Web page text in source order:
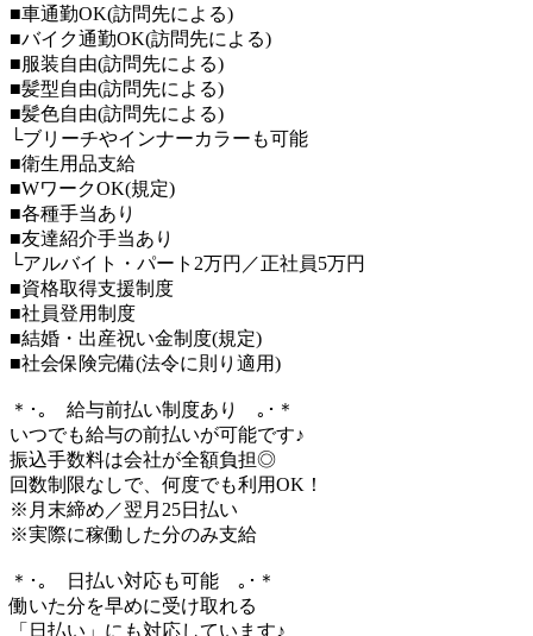
■車通勤OK(訪問先による)
■バイク通勤OK(訪問先による)
■服装自由(訪問先による)
■髪型自由(訪問先による)
■髪色自由(訪問先による)
└ブリーチやインナーカラーも可能
■衛生用品支給
■WワークOK(規定)
■各種手当あり
■友達紹介手当あり
└アルバイト・パート2万円／正社員5万円
■資格取得支援制度
■社員登用制度
■結婚・出産祝い金制度(規定)
■社会保険完備(法令に則り適用)
＊･｡ 給与前払い制度あり ｡･＊
いつでも給与の前払いが可能です♪
振込手数料は会社が全額負担◎
回数制限なしで、何度でも利用OK！
※月末締め／翌月25日払い
※実際に稼働した分のみ支給
＊･｡ 日払い対応も可能 ｡･＊
働いた分を早めに受け取れる
「日払い」にも対応しています♪